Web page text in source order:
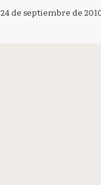
24 de septiembre de